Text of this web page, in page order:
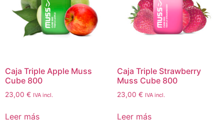
Caja Triple Apple Muss
Cube 800
23,00 € IVA incl.
Leer más
Caja Triple Strawberry
Muss Cube 800
23,00 € IVA incl.
Leer más